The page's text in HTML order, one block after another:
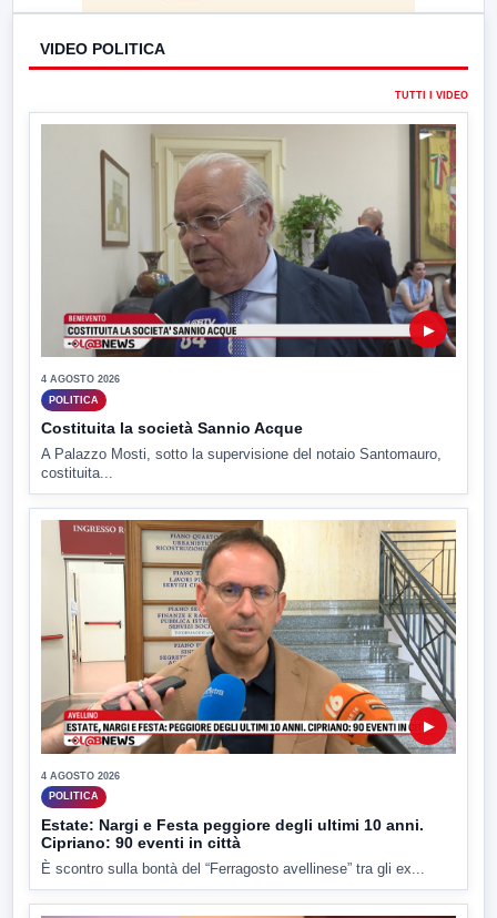
VIDEO POLITICA
TUTTI I VIDEO
▶
4 AGOSTO 2026
POLITICA
Costituita la società Sannio Acque
A Palazzo Mosti, sotto la supervisione del notaio Santomauro,
costituita...
▶
4 AGOSTO 2026
POLITICA
Estate: Nargi e Festa peggiore degli ultimi 10 anni.
Cipriano: 90 eventi in città
È scontro sulla bontà del “Ferragosto avellinese” tra gli ex...